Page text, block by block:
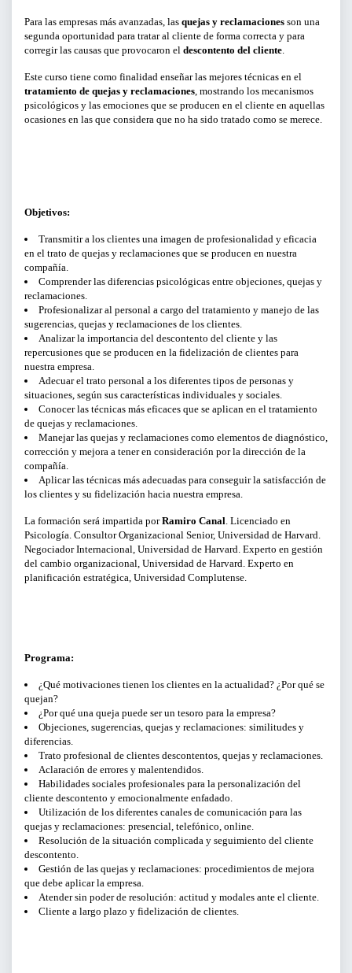
ARTÍCULOS Y VÍDEOS
RESPONSABLES DE ÁREA
PARA EMPRENDEDORES
PARA PROFESIONALES
CONFERENCIAS Y MESAS REDONDAS
CURSOS Y TALLERES
PRESENTACIONES
SERVICIOS PARA EMPRESAS
ACTIVIDADES ONLINE
ARTICULOS Y VIDEOS
Del
Para las empresas más avanzadas, las quejas y reclamaciones son una
segunda oportunidad para tratar al cliente de forma correcta y para
corregir las causas que provocaron el descontento del cliente.
Este curso tiene como finalidad enseñar las mejores técnicas en el
tratamiento de quejas y reclamaciones, mostrando los mecanismos
psicológicos y las emociones que se producen en el cliente en aquellas
ocasiones en las que considera que no ha sido tratado como se merece.
Objetivos:
Transmitir a los clientes una imagen de profesionalidad y eficacia
en el trato de quejas y reclamaciones que se producen en nuestra
compañía.
Comprender las diferencias psicológicas entre objeciones, quejas y
reclamaciones.
Profesionalizar al personal a cargo del tratamiento y manejo de las
sugerencias, quejas y reclamaciones de los clientes.
Analizar la importancia del descontento del cliente y las
repercusiones que se producen en la fidelización de clientes para
nuestra empresa.
Adecuar el trato personal a los diferentes tipos de personas y
situaciones, según sus características individuales y sociales.
Conocer las técnicas más eficaces que se aplican en el tratamiento
de quejas y reclamaciones.
Manejar las quejas y reclamaciones como elementos de diagnóstico,
corrección y mejora a tener en consideración por la dirección de la
compañía.
Aplicar las técnicas más adecuadas para conseguir la satisfacción de
los clientes y su fidelización hacia nuestra empresa.
La formación será impartida porRamiro Canal. Licenciado en
Psicología. Consultor Organizacional Senior, Universidad de Harvard.
Negociador Internacional, Universidad de Harvard. Experto en gestión
del cambio organizacional, Universidad de Harvard. Experto en
planificación estratégica, Universidad Complutense.
Programa:
¿Qué motivaciones tienen los clientes en la actualidad? ¿Por qué se
quejan?
¿Por qué una queja puede ser un tesoro para la empresa?
Objeciones, sugerencias, quejas y reclamaciones: similitudes y
diferencias.
Trato profesional de clientes descontentos, quejas y reclamaciones.
Aclaración de errores y malentendidos.
Habilidades sociales profesionales para la personalización del
cliente descontento y emocionalmente enfadado.
Utilización de los diferentes canales de comunicación para las
quejas y reclamaciones: presencial, telefónico, online.
Resolución de la situación complicada y seguimiento del cliente
descontento.
Gestión de las quejas y reclamaciones: procedimientos de mejora
que debe aplicar la empresa.
Atender sin poder de resolución: actitud y modales ante el cliente.
Cliente a largo plazo y fidelización de clientes.